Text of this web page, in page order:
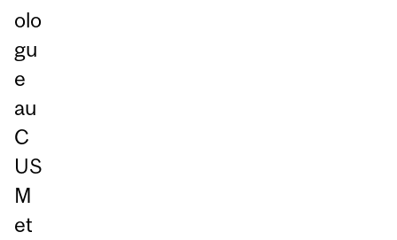
olo
gu
e
au
C
US
M
et